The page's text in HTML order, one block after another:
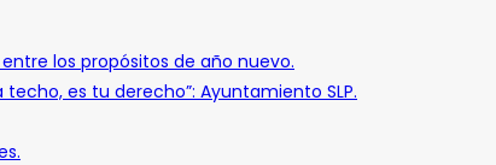
los propósitos de año nuevo.
techo, es tu derecho”: Ayuntamiento SLP.